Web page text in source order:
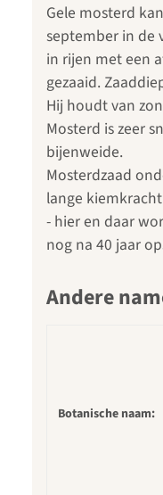
Gele mosterd
september in de
in rijen met een
gezaaid.
Hij houdt van
Mosterd is zeer
bijenweide.
Mosterdzaad
lange
- hier en daar
nog na 40 jaar
Andere
Botanische naam: